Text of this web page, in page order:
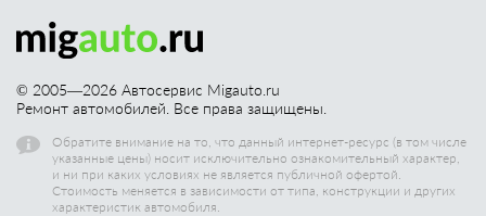
© 2005—2026 Автосервис Migauto.ru
Ремонт автомобилей. Все права защищены.
Обратите внимание на то, что данный интернет-ресурс (в том числе
указанные цены) носит исключительно ознакомительный характер,
и ни при каких условиях не является публичной офертой.
Стоимость меняется в зависимости от типа, конструкции и других
характеристик автомобиля.